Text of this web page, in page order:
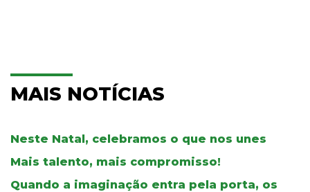
MAIS NOTÍCIAS
Neste Natal, celebramos o que nos unes
Mais talento, mais compromisso!
Quando a imaginação entra pela porta, os